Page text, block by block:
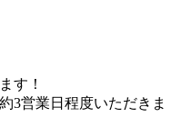
す！
3営業日程度いただきま